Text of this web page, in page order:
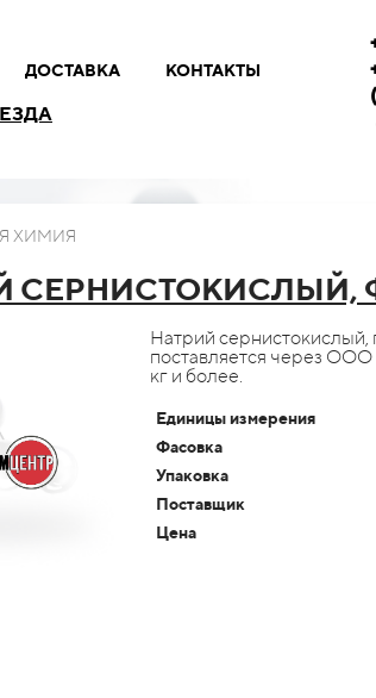
ДОСТАВКА КОНТАКТЫ
ХИМИЯ
СЕРНИСТОКИСЛЫЙ,
Натрий сернистокислый,
поставляется через
кг и более.
Единицы измерения
Фасовка
Упаковка
Поставщик
Цена